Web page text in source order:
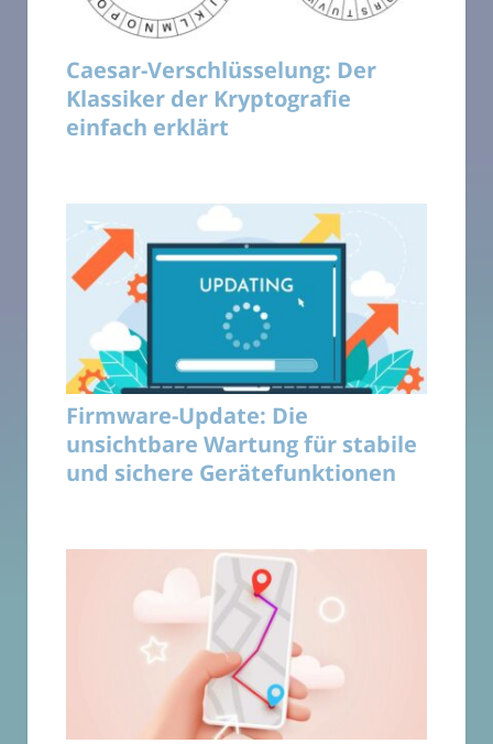
Caesar-Verschlüsselung: Der
Klassiker der Kryptografie
einfach erklärt
Firmware-Update: Die
unsichtbare Wartung für stabile
und sichere Gerätefunktionen